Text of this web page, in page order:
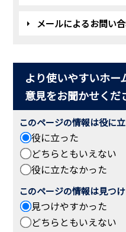
メールによるお問い
より使いやすいホー
意見をお聞かせくだ
このページの情報は役に
役に立った
どちらともいえない
役に立たなかった
このページの情報は見つ
見つけやすかった
どちらともいえない